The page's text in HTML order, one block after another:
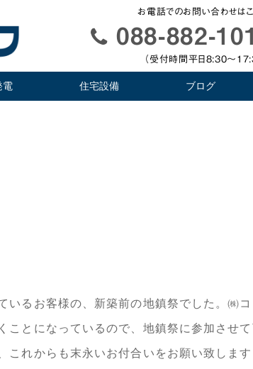
お電話でのお問い合わせはこ
088-882-
（受付時間平日8:30〜
電 住宅設備 ブログ
いるお客様の、新築前の地鎮祭でした。㈱
ことになっているので、地鎮祭に参加させ
これからも末永いお付合いをお願い致しま